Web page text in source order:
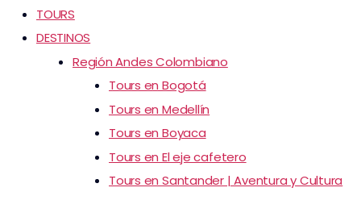
TOURS
DESTINOS
Región Andes Colombiano
Tours en Bogotá
Tours en Medellín
Tours en Boyaca
Tours en El eje cafetero
Tours en Santander | Aventura y Cultura